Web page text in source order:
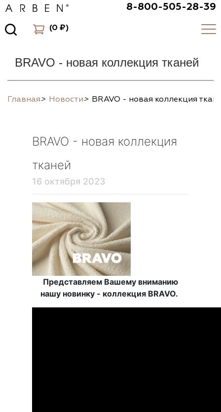
8-800-505-28-39
(0 ₽)
BRAVO - новая коллекция тканей
Главная> Новости> BRAVO - новая коллекция
BRAVO - новая коллекция
тканей
16 октября 2023
Представляем Вашему вниманию
нашу новинку - коллекция BRAVO.